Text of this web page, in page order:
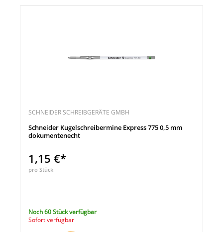
SCHNEIDER SCHREIBGERÄTE GMBH
Schneider Kugelschreibermine Express 775 0,5 mm
dokumentenecht
1,15 €*
pro Stück
Noch 60 Stück verfügbar
Sofort verfügbar